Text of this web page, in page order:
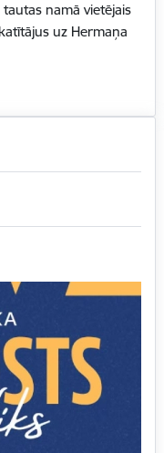
namā vietējais
uz Hermaņa